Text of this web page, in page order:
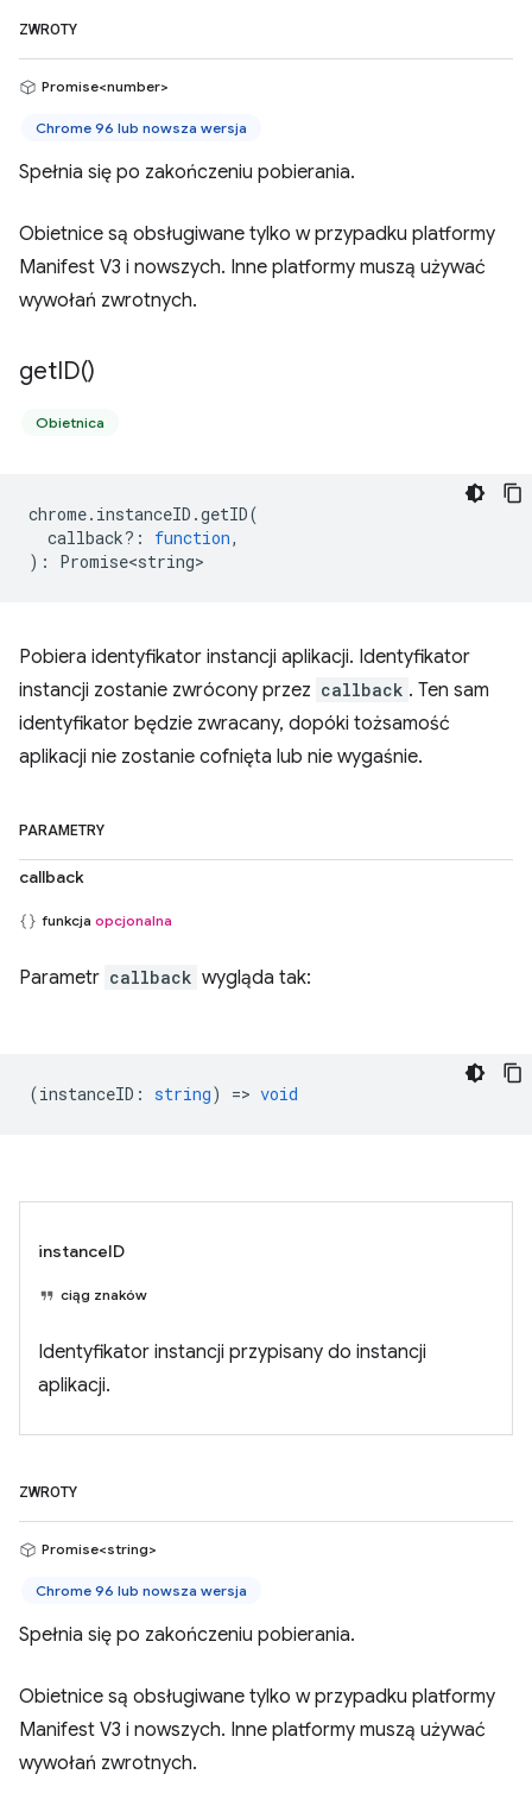
ZWROTY
Promise<number>
Chrome 96 lub nowsza wersja
Spełnia się po zakończeniu pobierania.
Obietnice są obsługiwane tylko w przypadku platformy
Manifest V3 i nowszych. Inne platformy muszą używać
wywołań zwrotnych.
getID()
Obietnica
chrome. instanceID .getID(
callback? : function,
) : Promise<string>
Pobiera identyfikator instancji aplikacji. Identyfikator
instancji zostanie zwrócony przez callback . Ten sam
identyfikator będzie zwracany, dopóki tożsamość
aplikacji nie zostanie cofnięta lub nie wygaśnie.
PARAMETRY
callback
funkcja opcjonalna
Parametr callback wygląda tak:
(instanceID : string) => void
instanceID
ciąg znaków
Identyfikator instancji przypisany do instancji
aplikacji.
ZWROTY
Promise<string>
Chrome 96 lub nowsza wersja
Spełnia się po zakończeniu pobierania.
Obietnice są obsługiwane tylko w przypadku platformy
Manifest V3 i nowszych. Inne platformy muszą używać
wywołań zwrotnych.